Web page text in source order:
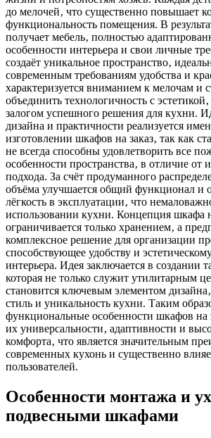
до мелочей‚ что существенно повышает
функциональность помещения. В
получает мебель‚ полностью
особенности интерьера и свои личные
создаёт уникальное пространство‚
современным требованиям удобства и
характеризуется вниманием к мелочам и
объединить технологичность с эстетикой‚
залогом успешного решения для кухни.
дизайна и практичности реализуется
изготовлении шкафов на заказ‚ так как
не всегда способны удовлетворить все
особенности пространства‚ в отличие от
подхода. За счёт продуманного
объёма улучшается общий функционал и
лёгкость в эксплуатации‚ что
использовании кухни. Концепция шкафа
ограничивается только хранением‚ а
комплексное решение для организации
способствующее удобству и
интерьера. Идея заключается в создании
которая не только служит утилитарным
становится ключевым элементом
стиль и уникальность кухни. Таким
функциональные особенности шкафов на
их универсальности‚ адаптивности и
комфорта‚ что является значительным
современных кухонь и существенно
пользователей.
Особенности монтажа и
подвесными шкафами